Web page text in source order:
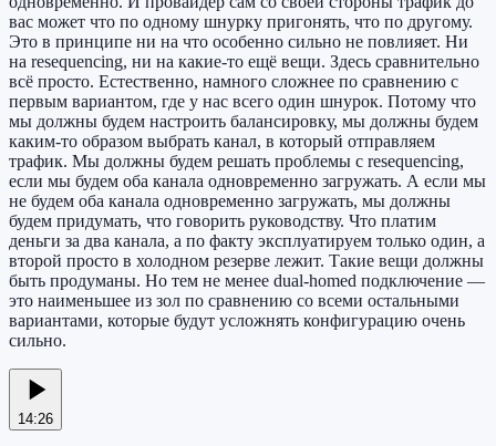
вас может что по одному шнурку пригонять, что по другому.
Это в принципе ни на что особенно сильно не повлияет. Ни
на resequencing, ни на какие-то ещё вещи. Здесь сравнительно
всё просто. Естественно, намного сложнее по сравнению с
первым вариантом, где у нас всего один шнурок. Потому что
мы должны будем настроить балансировку, мы должны будем
каким-то образом выбрать канал, в который отправляем
трафик. Мы должны будем решать проблемы с resequencing,
если мы будем оба канала одновременно загружать. А если мы
не будем оба канала одновременно загружать, мы должны
будем придумать, что говорить руководству. Что платим
деньги за два канала, а по факту эксплуатируем только один, а
второй просто в холодном резерве лежит. Такие вещи должны
быть продуманы. Но тем не менее dual-homed подключение —
это наименьшее из зол по сравнению со всеми остальными
вариантами, которые будут усложнять конфигурацию очень
сильно.
14:26